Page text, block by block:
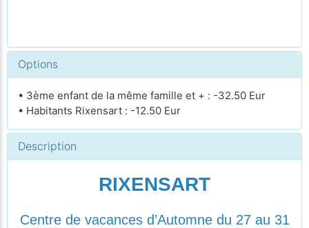
Options
• 3ème enfant de la même famille et + : -32.50 Eur
• Habitants Rixensart : -12.50 Eur
Description
RIXENSART
Centre de vacances d’Automne du 27 au 31